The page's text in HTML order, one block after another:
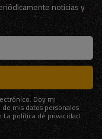
noticias y
Doy mi
mis datos personales
La política de privacidad